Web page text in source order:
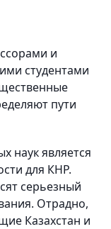
и
студентами
пути
наук является
для КНР.
серьезный
Отрадно,
Казахстан и